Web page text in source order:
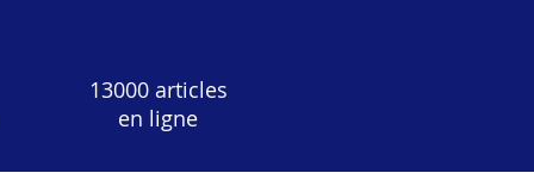
13000 articles
en ligne